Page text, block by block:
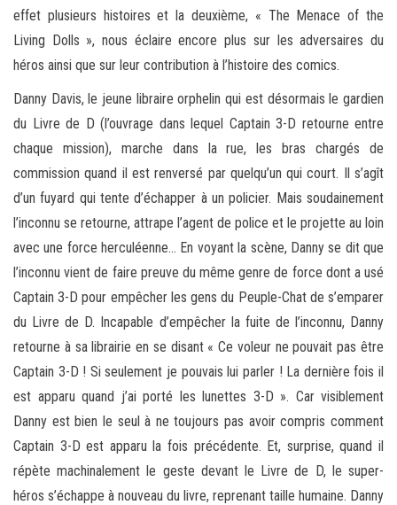
effet plusieurs histoires et la deuxième, « The Menace of the
Living Dolls », nous éclaire encore plus sur les adversaires du
héros ainsi que sur leur contribution à l’histoire des comics.
Danny Davis, le jeune libraire orphelin qui est désormais le gardien
du Livre de D (l’ouvrage dans lequel Captain 3-D retourne entre
chaque mission), marche dans la rue, les bras chargés de
commission quand il est renversé par quelqu’un qui court. Il s’agît
d’un fuyard qui tente d’échapper à un policier. Mais soudainement
l’inconnu se retourne, attrape l’agent de police et le projette au loin
avec une force herculéenne… En voyant la scène, Danny se dit que
l’inconnu vient de faire preuve du même genre de force dont a usé
Captain 3-D pour empêcher les gens du Peuple-Chat de s’emparer
du Livre de D. Incapable d’empêcher la fuite de l’inconnu, Danny
retourne à sa librairie en se disant « Ce voleur ne pouvait pas être
Captain 3-D ! Si seulement je pouvais lui parler ! La dernière fois il
est apparu quand j’ai porté les lunettes 3-D ». Car visiblement
Danny est bien le seul à ne toujours pas avoir compris comment
Captain 3-D est apparu la fois précédente. Et, surprise, quand il
répète machinalement le geste devant le Livre de D, le super-
héros s’échappe à nouveau du livre, reprenant taille humaine. Danny